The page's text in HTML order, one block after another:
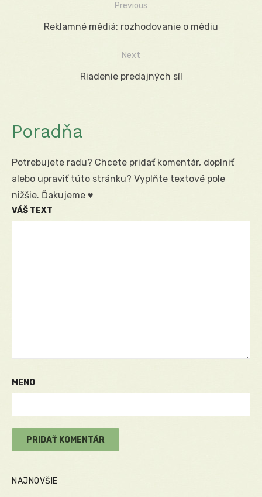
Navigácia
Previous
Previous
Reklamné médiá: rozhodovanie o médiu
Next
Next
Riadenie predajných síl
Poradňa
Potrebujete radu? Chcete pridať komentár, doplniť
alebo upraviť túto stránku? Vyplňte textové pole
nižšie. Ďakujeme ♥
VÁŠ TEXT
MENO
NAJNOVŠIE